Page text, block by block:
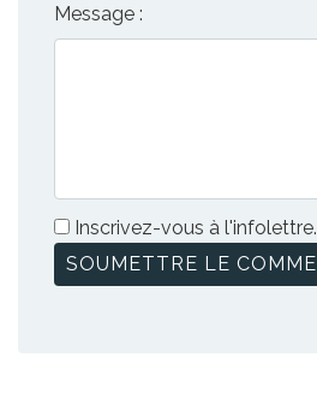
Message :
Inscrivez-vous à l'infolettre.